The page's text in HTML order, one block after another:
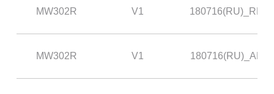
MW302R V1 180716(RU)_RE
MW302R V1 180716(RU)_AP